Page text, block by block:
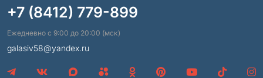
+7 (8412) 779-899
Ежедневно с 9:00 до 20:00 (мск)
galasiv58@yandex.ru